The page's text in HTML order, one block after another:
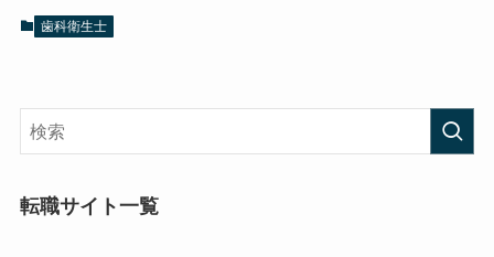
歯科衛生士
転職サイト一覧